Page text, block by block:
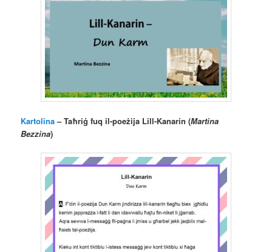
Kartolina– Taħriġ fuq il-poeżija Lill-Kanarin (Martina
Bezzina)